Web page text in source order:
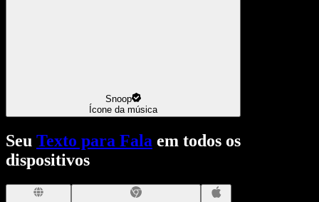
Snoop
Ícone da música
Seu Texto para Fala em todos os
dispositivos